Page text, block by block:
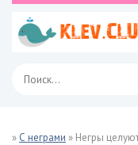
» С неграми » Негры